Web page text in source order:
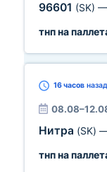
96601 (SK) —
тнп на
16 часов назад
Нитра (SK)
тнп на